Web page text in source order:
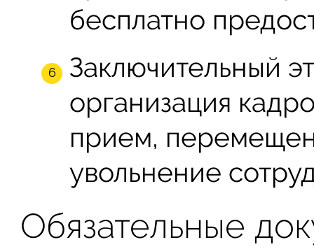
бесплатно
Заключительный
организация
прием,
увольнение
Обязательные